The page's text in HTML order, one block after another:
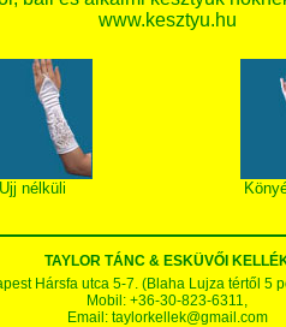
www.kesztyu.hu
Ujj nélküli
TAYLOR TÁNC & ESKÜVŐI
Hársfa utca 5-7. (Blaha Lujza tértől 5
Mobil: +36-30-823-6311,
Email: taylorkellek@gmail.com